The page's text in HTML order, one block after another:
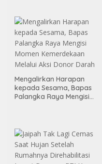
Mengalirkan Harapan
kepada Sesama, Bapas
Palangka Raya Mengisi